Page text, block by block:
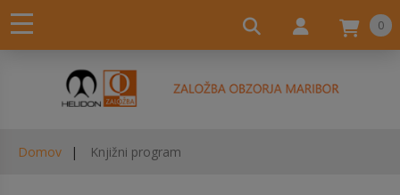
0
Domov Knjižni program